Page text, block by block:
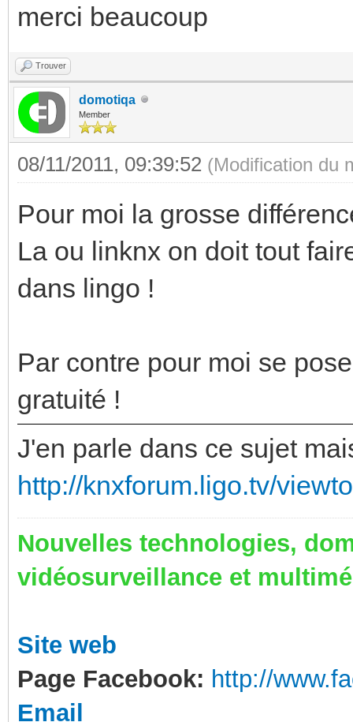
merci beaucoup
Trouver
domotiqa
Member
08/11/2011, 09:39:52 (Modification du
Pour moi la grosse
La ou linknx on doit tout
dans lingo !
Par contre pour moi se
gratuité !
J'en parle dans ce sujet
http://knxforum.ligo.tv/
Nouvelles technologies,
vidéosurveillance et
Site web
Page Facebook: http://
Email